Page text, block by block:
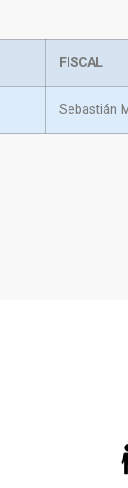
FISCAL
Sebastián